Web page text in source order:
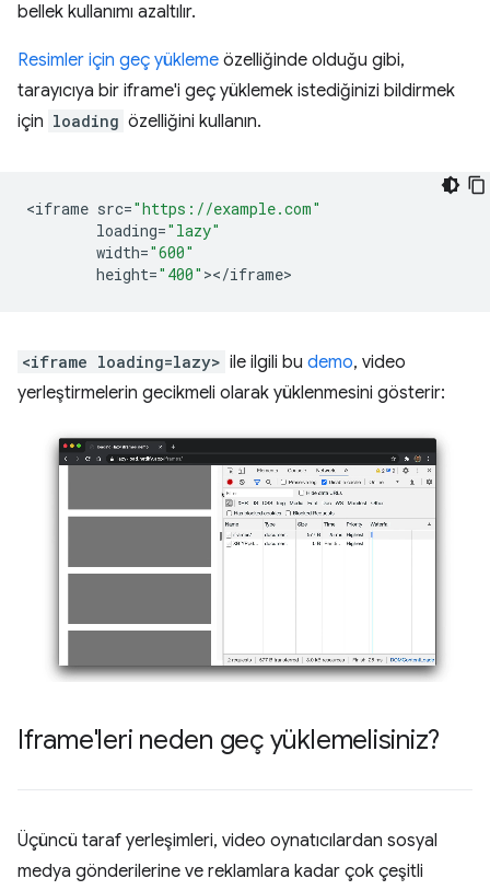
bellek kullanımı azaltılır.
Resimler için geç yükleme özelliğinde olduğu gibi,
tarayıcıya bir iframe'i geç yüklemek istediğinizi bildirmek
için loading özelliğini kullanın.
<iframe src="https://example.com"
loading="lazy"
width="600"
height="400" ></iframe
<iframe loading=lazy> ile ilgili bu demo, video
yerleştirmelerin gecikmeli olarak yüklenmesini gösterir:
Iframe'leri neden geç yüklemelisiniz?
Üçüncü taraf yerleşimleri, video oynatıcılardan sosyal
medya gönderilerine ve reklamlara kadar çok çeşitli